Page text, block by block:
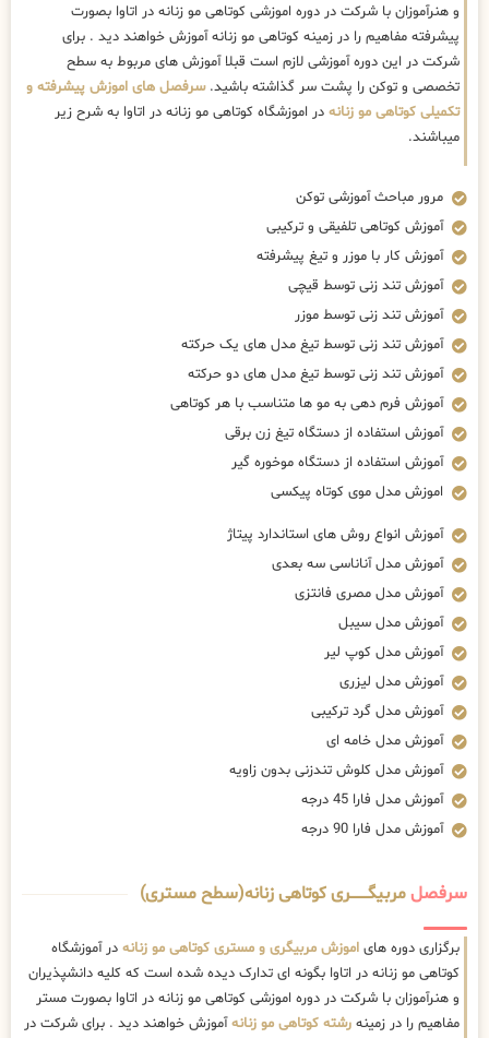
و هنرآموزان با شرکت در دوره اموزشی کوتاهی مو زنانه در اتاوا بصورت
پیشرفته مفاهیم را در زمینه کوتاهی مو زنانه آموزش خواهند دید . برای
شرکت در این دوره آموزشی لازم است قبلا آموزش های مربوط به سطح
تخصصی و توکن را پشت سر گذاشته باشید.سرفصل های اموزش پیشرفته و
تکمیلی کوتاهی مو زنانه در اموزشگاه کوتاهی مو زنانه در اتاوا به شرح زیر
میباشند.
مرور مباحث آموزشی توکن
آموزش کوتاهی تلفیقی و ترکیبی
آموزش کار با موزر و تیغ پیشرفته
آموزش تند زنی توسط قیچی
آموزش تند زنی توسط موزر
آموزش تند زنی توسط تیغ مدل های یک حرکته
آموزش تند زنی توسط تیغ مدل های دو حرکته
آموزش فرم دهی به مو ها متناسب با هر کوتاهی
آموزش استفاده از دستگاه تیغ زن برقی
آموزش استفاده از دستگاه موخوره گیر
اموزش مدل موی کوتاه پیکسی
آموزش انواع روش های استاندارد پیتاژ
آموزش مدل آناناسی سه بعدی
آموزش مدل مصری فانتزی
آموزش مدل سیبل
آموزش مدل کوپ لیر
آموزش مدل لیزری
آموزش مدل گرد ترکیبی
آموزش مدل خامه ای
آموزش مدل کلوش تندزنی بدون زاویه
آموزش مدل فارا 45 درجه
آموزش مدل فارا 90 درجه
سرفصلمربیگــــــــری کوتاهی زنانه(سطح مستری)
برگزاری دوره های اموزش مربیگری و مستری کوتاهی مو زنانه در آموزشگاه
کوتاهی مو زنانه در اتاوا بگونه ای تدارک دیده شده است که کلیه دانشپذیران
و هنرآموزان با شرکت در دوره اموزشی کوتاهی مو زنانه در اتاوا بصورت مستر
مفاهیم را در زمینه رشته کوتاهی مو زنانهآموزش خواهند دید . برای شرکت در